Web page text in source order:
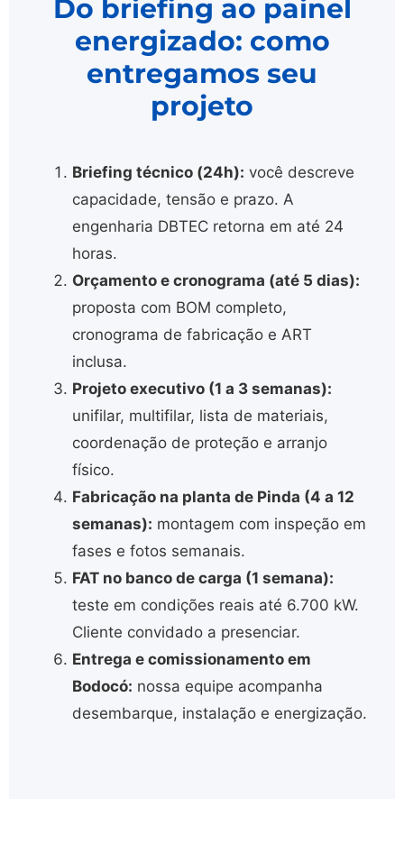
Do briefing ao painel
energizado: como
entregamos seu
projeto
Briefing técnico (24h): você descreve
capacidade, tensão e prazo. A
engenharia DBTEC retorna em até 24
horas.
Orçamento e cronograma (até 5 dias):
proposta com BOM completo,
cronograma de fabricação e ART
inclusa.
Projeto executivo (1 a 3 semanas):
unifilar, multifilar, lista de materiais,
coordenação de proteção e arranjo
físico.
Fabricação na planta de Pinda (4 a 12
semanas): montagem com inspeção em
fases e fotos semanais.
FAT no banco de carga (1 semana):
teste em condições reais até 6.700 kW.
Cliente convidado a presenciar.
Entrega e comissionamento em
Bodocó: nossa equipe acompanha
desembarque, instalação e energização.